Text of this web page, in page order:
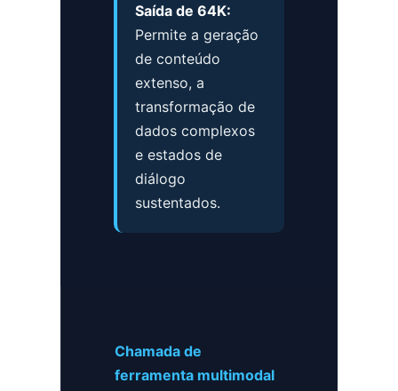
Saída de 64K:
Permite a geração
de conteúdo
extenso, a
transformação de
dados complexos
e estados de
diálogo
sustentados.
Chamada de
ferramenta multimodal